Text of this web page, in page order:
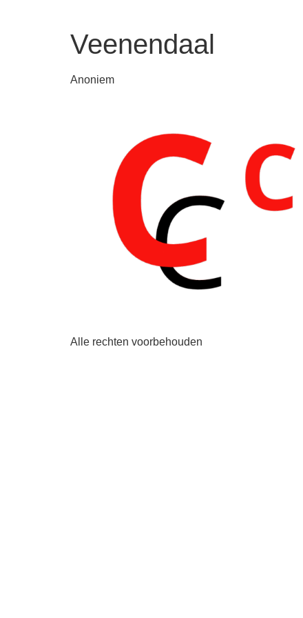
Veenendaal
Anoniem
Alle rechten voorbehouden